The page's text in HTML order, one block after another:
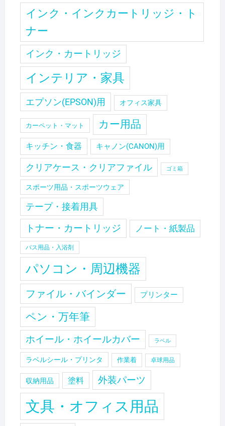
インク・インクカートリッジ・ト
ナー
インク・カートリッジ
インテリア・家具
エプソン(EPSON)用 オフィス家具
カーペット・マット カー用品
キッチン・食器 キャノン(CANON)用
クリアケース・クリアファイル ゴミ箱
スポーツ用品・スポーツウェア
テープ・接着用具
トナー・カートリッジ ノート・紙製品
バス用品・入浴剤
パソコン・周辺機器
ファイル・バインダー プリンター
ペン・万年筆
ホイール・ホイールカバー ラベル
ラベルシール・プリンタ 作業着 卓球用品
収納用品 塗料 外装パーツ
文具・オフィス用品